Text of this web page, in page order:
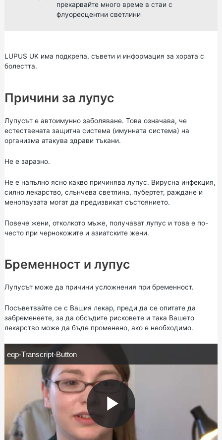
прекарвайте много време в стаи с
флуоресцентни светлини
LUPUS UKима подкрепа, съвети и информация за хората с
болестта.
Причини за лупус
Лупусът е автоимунно заболяване. Това означава, че
естествената защитна система (имунната система) на
организма атакува здрави тъкани.
Не е заразно.
Не е напълно ясно какво причинява лупус. Вирусна инфекция,
силно лекарство, слънчева светлина, пубертет, раждане и
менопаузата могат да предизвикат състоянието.
Повече жени, отколкото мъже, получават лупус и това е по-
често при чернокожите и азиатските жени.
Бременност и лупус
Лупусът може да причини усложнения при бременност.
Посъветвайте се с Вашия лекар, преди да се опитате да
забременеете, за да обсъдите рисковете и така Вашето
лекарство може да бъде променено, ако е необходимо.
e
p
eqp-Transcript-Button
P